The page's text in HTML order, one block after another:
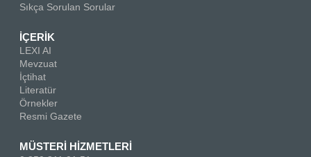
Sıkça Sorulan Sorular
İÇERİK
LEXI AI
Mevzuat
İçtihat
Literatür
Örnekler
Resmi Gazete
MÜSTERİ HİZMETLERİ